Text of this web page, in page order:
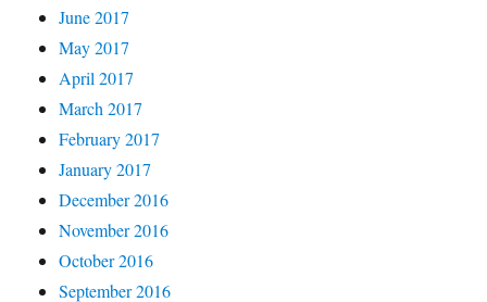
June 2017
May 2017
April 2017
March 2017
February 2017
January 2017
December 2016
November 2016
October 2016
September 2016